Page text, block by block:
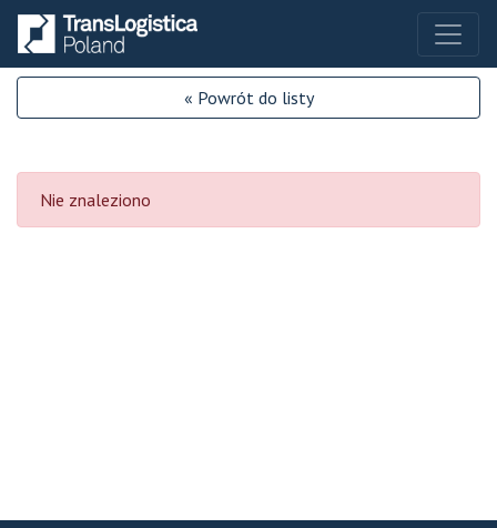
« Powrót do listy
Nie znaleziono